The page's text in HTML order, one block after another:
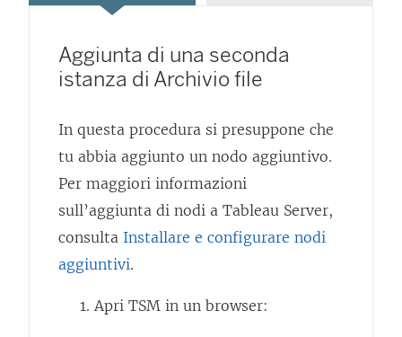
Aggiunta di una seconda
istanza di Archivio file
In questa procedura si presuppone che
tu abbia aggiunto un nodo aggiuntivo.
Per maggiori informazioni
sull’aggiunta di nodi a Tableau Server,
consulta Installare e configurare nodi
aggiuntivi.
Apri TSM in un browser: